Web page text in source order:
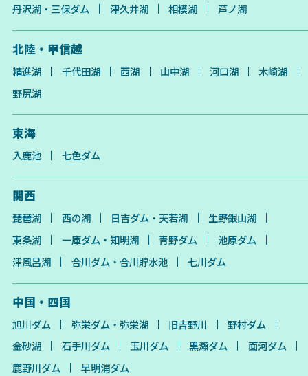
丹沢湖・三保ダム
津久井湖 相模湖 芦ノ湖
北陸・甲信越
精進湖 千代田湖 西湖 山中湖 河口湖
木崎湖
野尻湖
東海
入鹿池 七色ダム
関西
琵琶湖 西の湖 日吉ダム・天若湖
生野銀山湖
東条湖
一庫ダム・知明湖 青野ダム
池原ダム
津風呂湖
合川ダム・合川貯水池 七川ダム
中国・四国
旭川ダム 弥栄ダム・弥栄湖 旧吉野川
野村ダム
金砂湖
石手川ダム 玉川ダム 黒瀬ダム
面河ダム
鹿野川ダム
早明浦ダム